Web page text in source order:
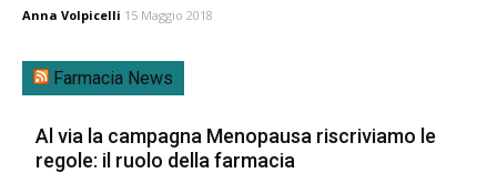
Anna Volpicelli 15 Maggio 2018
Farmacia News
Al via la campagna Menopausa riscriviamo le
regole: il ruolo della farmacia